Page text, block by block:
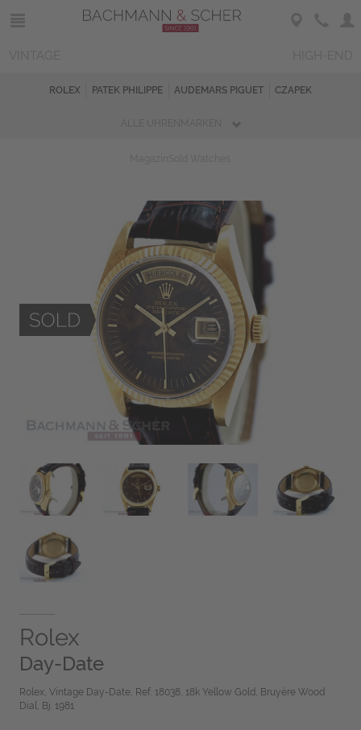
ROLEX PATEK PHILIPPE AUDEMARS PIGUET CZAPEK
Rolex
Day-Date
Rolex, Vintage Day-Date, Ref. 18038, 18k Yellow Gold, Bruyère Wood
Dial, Bj. 1981